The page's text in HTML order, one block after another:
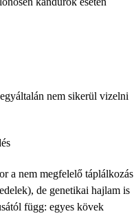
nem sikerül vizelni
a nem megfelelő táplálkozás
de genetikai hajlam is
függ: egyes kövek